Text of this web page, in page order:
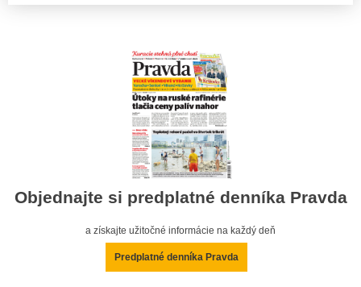
Objednajte si predplatné denníka Pravda
a získajte užitočné informácie na každý deň
Predplatné denníka Pravda